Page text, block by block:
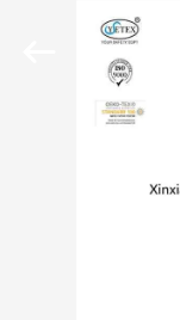
ΠΡΟΪΌΝΤΑ
Textiles&Garments